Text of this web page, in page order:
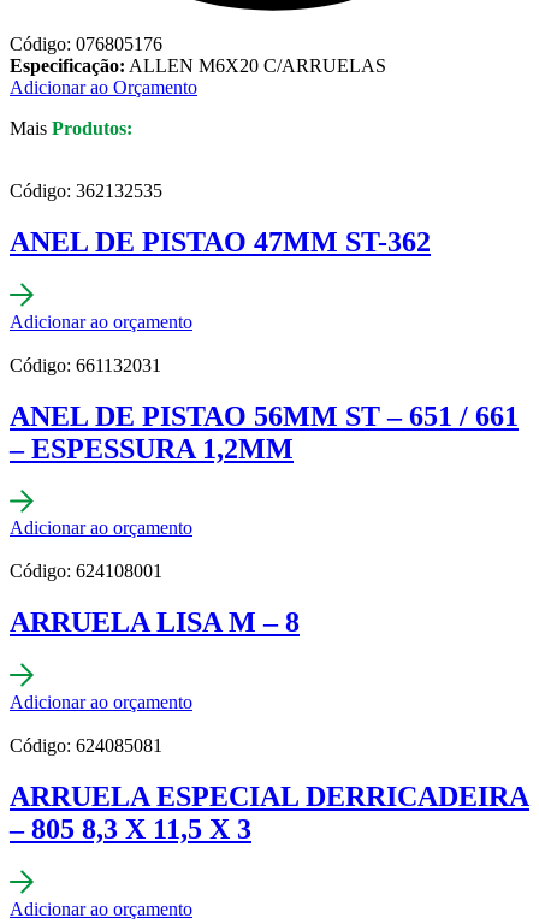
Código: 076805176
Especificação: ALLEN M6X20 C/ARRUELAS
Adicionar ao Orçamento
Mais Produtos:
Código: 362132535
ANEL DE PISTAO 47MM ST-362
Adicionar ao orçamento
Código: 661132031
ANEL DE PISTAO 56MM ST – 651 / 661
– ESPESSURA 1,2MM
Adicionar ao orçamento
Código: 624108001
ARRUELA LISA M – 8
Adicionar ao orçamento
Código: 624085081
ARRUELA ESPECIAL DERRICADEIRA
– 805 8,3 X 11,5 X 3
Adicionar ao orçamento